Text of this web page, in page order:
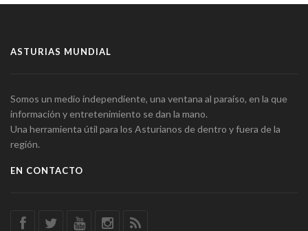
ASTURIAS MUNDIAL
Somos un medio independiente, una ventana al paraíso, en la que
información y entretenimiento se dan la mano.
Una herramienta útil para los Asturianos de dentro y fuera de la
región.
EN CONTACTO